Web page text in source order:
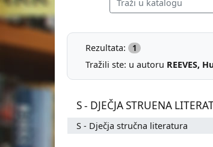
Rezultata: 1
Tražili ste: u autoru REEVES,
S - DJEČJA STRUENA
S - Dječja stručna literatura